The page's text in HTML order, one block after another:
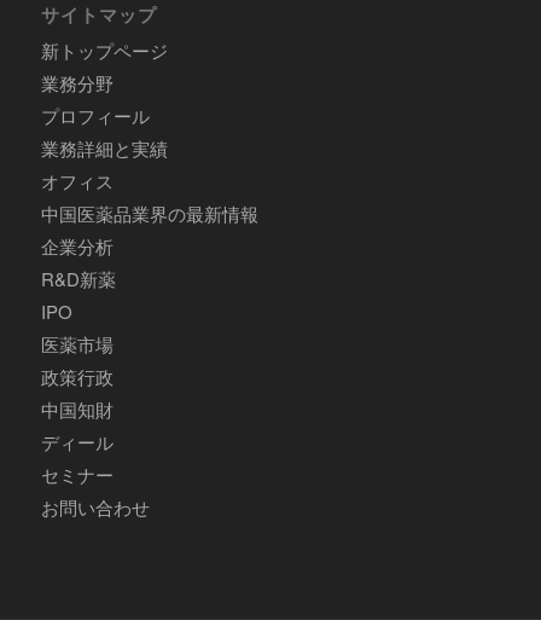
サイトマップ
新トップページ
業務分野
プロフィール
業務詳細と実績
オフィス
中国医薬品業界の最新情報
企業分析
R&D新薬
IPO
医薬市場
政策行政
中国知財
ディール
セミナー
お問い合わせ